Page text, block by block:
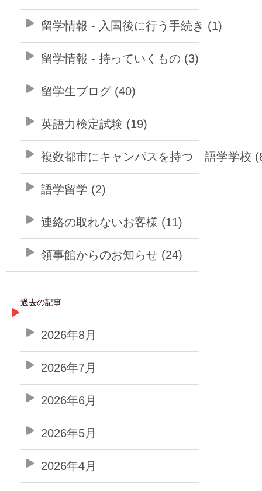
留学情報 - 入国後に行う手続き (1)
留学情報 - 持っていくもの (3)
留学生ブログ (40)
英語力検定試験 (19)
複数都市にキャンパスを持つ 語学学校
語学留学 (2)
連絡の取れないお客様 (11)
領事館からのお知らせ (24)
過去の記事
2026年8月
2026年7月
2026年6月
2026年5月
2026年4月